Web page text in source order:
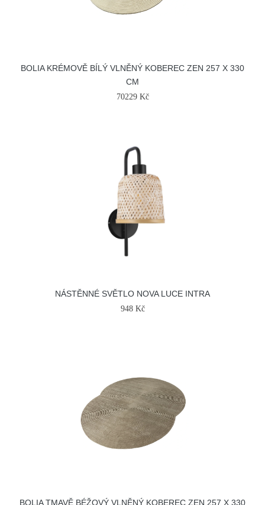
BOLIA KRÉMOVĚ BÍLÝ VLNĚNÝ KOBEREC ZEN 257 X 330
CM
70229 Kč
NÁSTĚNNÉ SVĚTLO NOVA LUCE INTRA
948 Kč
BOLIA TMAVĚ BÉŽOVÝ VLNĚNÝ KOBEREC ZEN 257 X 330